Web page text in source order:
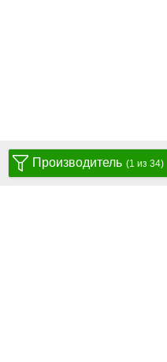
Производитель (1 из 34)